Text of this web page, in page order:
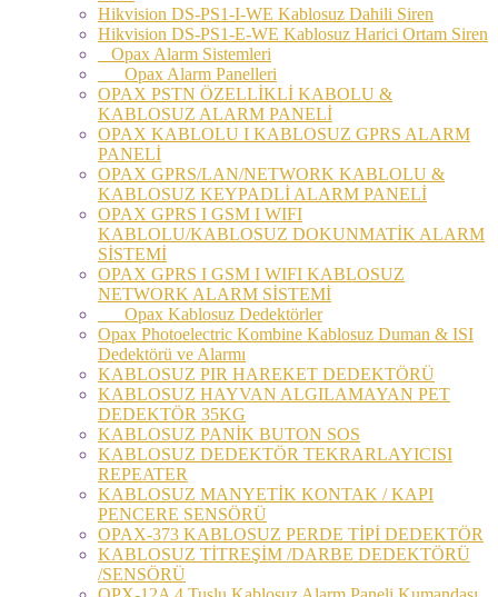
Hikvision DS-PS1-I-WE Kablosuz Dahili Siren
Hikvision DS-PS1-E-WE Kablosuz Harici Ortam Siren
Opax Alarm Sistemleri
Opax Alarm Panelleri
OPAX PSTN ÖZELLİKLİ KABOLU &
KABLOSUZ ALARM PANELİ
OPAX KABLOLU I KABLOSUZ GPRS ALARM
PANELİ
OPAX GPRS/LAN/NETWORK KABLOLU &
KABLOSUZ KEYPADLİ ALARM PANELİ
OPAX GPRS I GSM I WIFI
KABLOLU/KABLOSUZ DOKUNMATİK ALARM
SİSTEMİ
OPAX GPRS I GSM I WIFI KABLOSUZ
NETWORK ALARM SİSTEMİ
Opax Kablosuz Dedektörler
Opax Photoelectric Kombine Kablosuz Duman & ISI
Dedektörü ve Alarmı
KABLOSUZ PIR HAREKET DEDEKTÖRÜ
KABLOSUZ HAYVAN ALGILAMAYAN PET
DEDEKTÖR 35KG
KABLOSUZ PANİK BUTON SOS
KABLOSUZ DEDEKTÖR TEKRARLAYICISI
REPEATER
KABLOSUZ MANYETİK KONTAK / KAPI
PENCERE SENSÖRÜ
OPAX-373 KABLOSUZ PERDE TİPİ DEDEKTÖR
KABLOSUZ TİTREŞİM /DARBE DEDEKTÖRÜ
/SENSÖRÜ